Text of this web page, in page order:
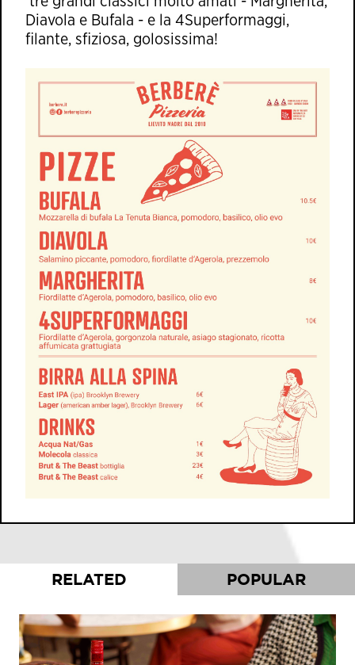
Diavola e Bufala - e la 4Superformaggi,
filante, sfiziosa, golosissima!
RELATED POPULAR